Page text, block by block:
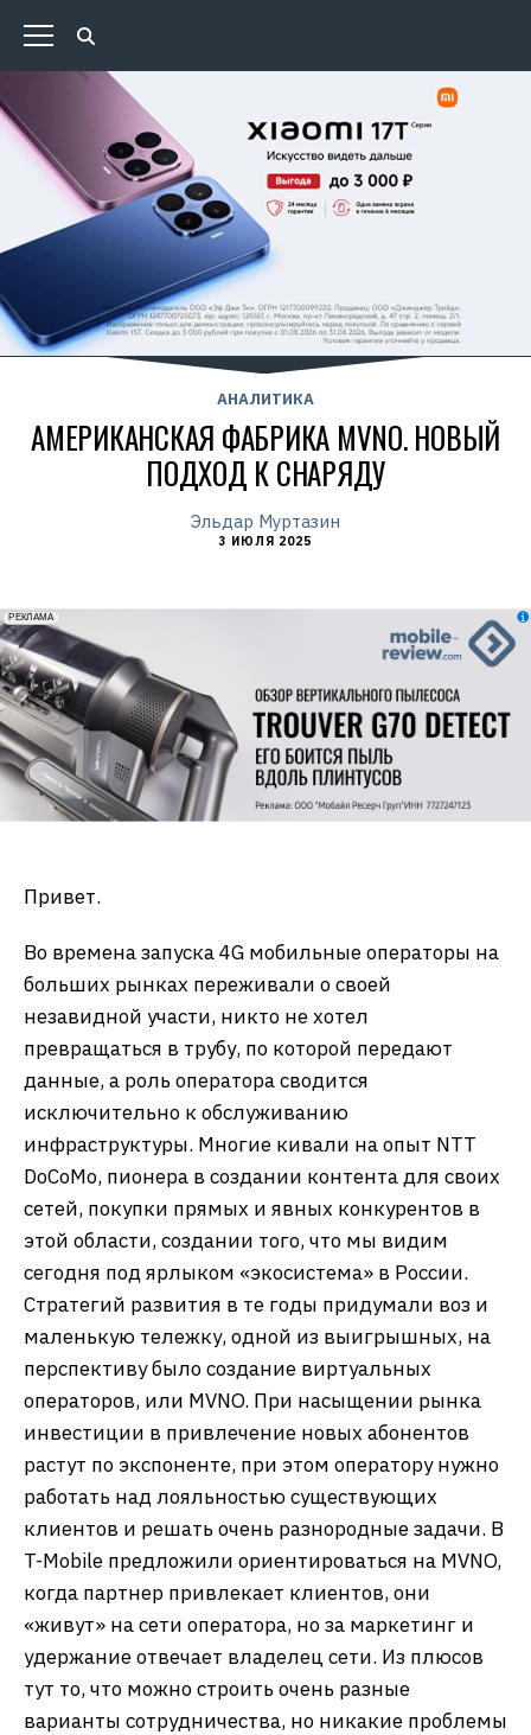
АНАЛИТИКА
АМЕРИКАНСКАЯ ФАБРИКА MVNO. НОВЫЙ
ПОДХОД К СНАРЯДУ
Эльдар Муртазин
3 ИЮЛЯ 2025
erid: 2VfnxxmNzs5
РЕКЛАМА
Привет.
Во времена запуска 4G мобильные операторы на
больших рынках переживали о своей
незавидной участи, никто не хотел
превращаться в трубу, по которой передают
данные, а роль оператора сводится
исключительно к обслуживанию
инфраструктуры. Многие кивали на опыт NTT
DoCoMo, пионера в создании контента для своих
сетей, покупки прямых и явных конкурентов в
этой области, создании того, что мы видим
сегодня под ярлыком «экосистема» в России.
Стратегий развития в те годы придумали воз и
маленькую тележку, одной из выигрышных, на
перспективу было создание виртуальных
операторов, или MVNO. При насыщении рынка
инвестиции в привлечение новых абонентов
растут по экспоненте, при этом оператору нужно
работать над лояльностью существующих
клиентов и решать очень разнородные задачи. В
T-Mobile предложили ориентироваться на MVNO,
когда партнер привлекает клиентов, они
«живут» на сети оператора, но за маркетинг и
удержание отвечает владелец сети. Из плюсов
тут то, что можно строить очень разные
варианты сотрудничества, но никакие проблемы